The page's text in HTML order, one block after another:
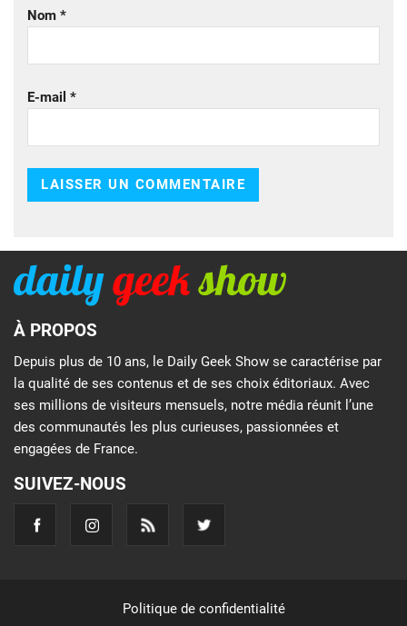
Nom *
E-mail *
À PROPOS
Depuis plus de 10 ans, le Daily Geek Show se caractérise par
la qualité de ses contenus et de ses choix éditoriaux. Avec
ses millions de visiteurs mensuels, notre média réunit l’une
des communautés les plus curieuses, passionnées et
engagées de France.
SUIVEZ-NOUS
Politique de confidentialité